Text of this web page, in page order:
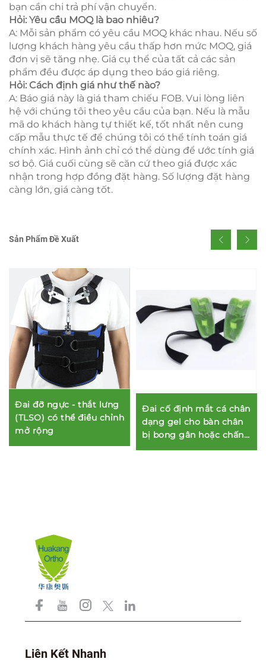
bạn cần chi trả phí vận chuyển.
Hỏi: Yêu cầu MOQ là bao nhiêu?
A: Mỗi sản phẩm có yêu cầu MOQ khác nhau. Nếu số
lượng khách hàng yêu cầu thấp hơn mức MOQ, giá
đơn vị sẽ tăng nhẹ. Giá cụ thể của tất cả các sản
phẩm đều được áp dụng theo báo giá riêng.
Hỏi: Cách định giá như thế nào?
A: Báo giá này là giá tham chiếu FOB. Vui lòng liên
hệ với chúng tôi theo yêu cầu của bạn. Nếu là mẫu
mã do khách hàng tự thiết kế, tốt nhất nên cung
cấp mẫu thực tế để chúng tôi có thể tính toán giá
chính xác. Hình ảnh chỉ có thể dùng để ước tính giá
sơ bộ. Giá cuối cùng sẽ căn cứ theo giá được xác
nhận trong hợp đồng đặt hàng. Số lượng đặt hàng
càng lớn, giá càng tốt.
Sản Phẩm Đề Xuất
Đai đỡ ngực - thắt lưng
(TLSO) có thể điều chỉnh
mở rộng
Đai cố định mắt cá chân
dạng gel cho bàn chân
bị bong gân hoặc chấn
thương, hàng xuất
Liên Kết Nhanh